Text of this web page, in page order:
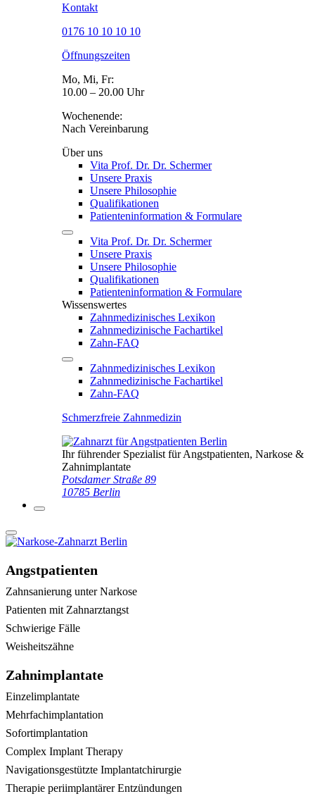
Kontakt
0176 10 10 10 10
Öffnungszeiten
Mo, Mi, Fr:
10.00 – 20.00 Uhr
Wochenende:
Nach Vereinbarung
Über uns
Vita Prof. Dr. Dr. Schermer
Unsere Praxis
Unsere Philosophie
Qualifikationen
Patienten­information & Formulare
Vita Prof. Dr. Dr. Schermer
Unsere Praxis
Unsere Philosophie
Qualifikationen
Patienten­information & Formulare
Wissenswertes
Zahnmedizinisches Lexikon
Zahnmedizinische Fachartikel
Zahn-FAQ
Zahnmedizinisches Lexikon
Zahnmedizinische Fachartikel
Zahn-FAQ
Schmerzfreie Zahnmedizin
Ihr führender Spezialist für Angstpatienten, Narkose &
Zahnimplantate
Potsdamer Straße 89
10785 Berlin
Angstpatienten
Zahnsanierung unter Narkose
Patienten mit Zahnarztangst
Schwierige Fälle
Weisheitszähne
Zahnimplantate
Einzelimplantate
Mehrfachimplantation
Sofortimplantation
Complex Implant Therapy
Navigationsgestützte Implantatchirurgie
Therapie periimplantärer Entzündungen